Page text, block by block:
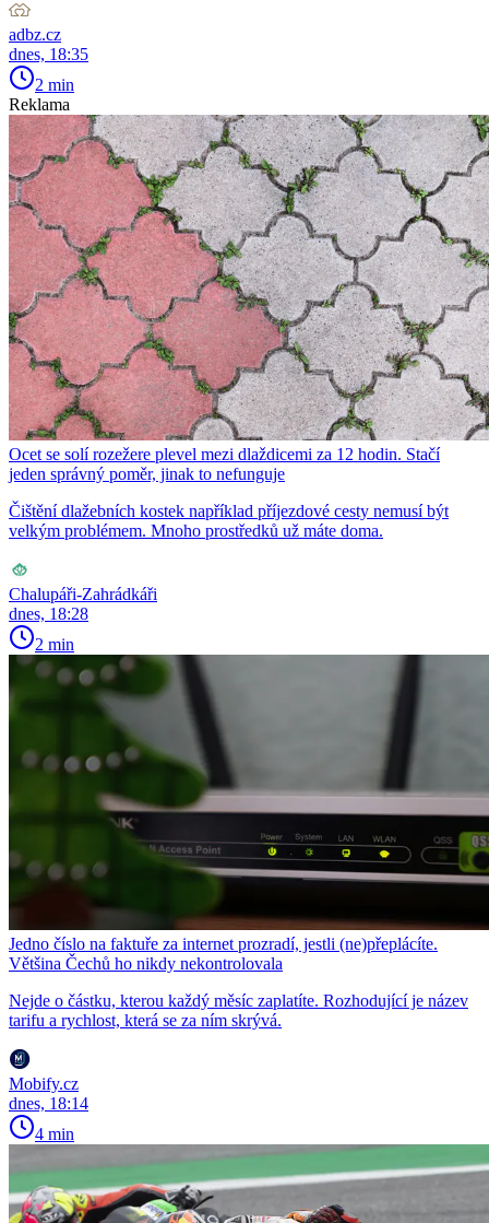
adbz.cz
dnes, 18:35
2 min
Reklama
Ocet se solí rozežere plevel mezi dlaždicemi za 12 hodin. Stačí
jeden správný poměr, jinak to nefunguje
Čištění dlažebních kostek například příjezdové cesty nemusí být
velkým problémem. Mnoho prostředků už máte doma.
Chalupáři-Zahrádkáři
dnes, 18:28
2 min
Jedno číslo na faktuře za internet prozradí, jestli (ne)přeplácíte.
Většina Čechů ho nikdy nekontrolovala
Nejde o částku, kterou každý měsíc zaplatíte. Rozhodující je název
tarifu a rychlost, která se za ním skrývá.
Mobify.cz
dnes, 18:14
4 min